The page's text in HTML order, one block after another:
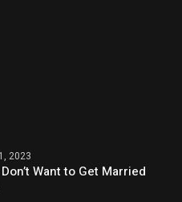
2023
Want to Get Married